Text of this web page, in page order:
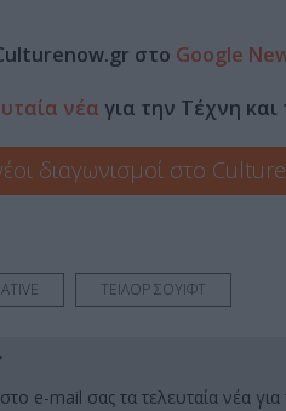
στο Google
νέα για την Τέχνη
διαγωνισμοί στο
ΤΕΙΛΟΡ ΣΟΥΙΦΤ
e-mail σας τα τελευταία νέα για